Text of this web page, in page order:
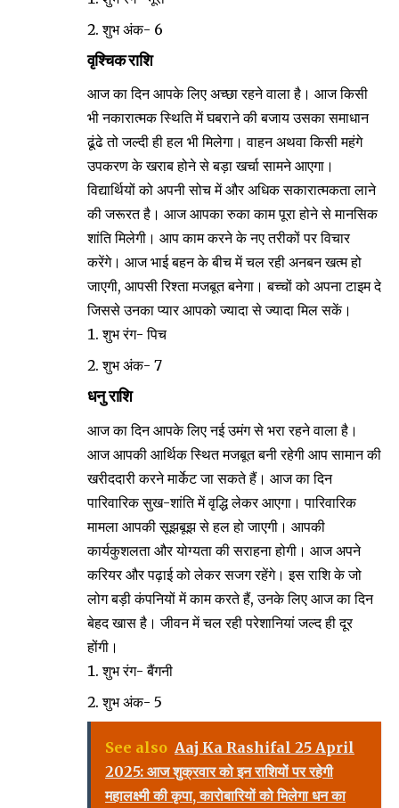
शुभ अंक- 6
वृश्चिक राशि
आज का दिन आपके लिए अच्छा रहने वाला है। आज किसी
भी नकारात्मक स्थिति में घबराने की बजाय उसका समाधान
ढूंढे तो जल्दी ही हल भी मिलेगा। वाहन अथवा किसी महंगे
उपकरण के खराब होने से बड़ा खर्चा सामने आएगा।
विद्यार्थियों को अपनी सोच में और अधिक सकारात्मकता लाने
की जरूरत है। आज आपका रुका काम पूरा होने से मानसिक
शांति मिलेगी। आप काम करने के नए तरीकों पर विचार
करेंगे। आज भाई बहन के बीच में चल रही अनबन खत्म हो
जाएगी, आपसी रिश्ता मजबूत बनेगा। बच्चों को अपना टाइम दे
जिससे उनका प्यार आपको ज्यादा से ज्यादा मिल सकें।
शुभ रंग- पिच
शुभ अंक- 7
धनु राशि
आज का दिन आपके लिए नई उमंग से भरा रहने वाला है।
आज आपकी आर्थिक स्थित मजबूत बनी रहेगी आप सामान की
खरीददारी करने मार्केट जा सकते हैं। आज का दिन
पारिवारिक सुख-शांति में वृद्धि लेकर आएगा। पारिवारिक
मामला आपकी सूझबूझ से हल हो जाएगी। आपकी
कार्यकुशलता और योग्यता की सराहना होगी। आज अपने
करियर और पढ़ाई को लेकर सजग रहेंगे। इस राशि के जो
लोग बड़ी कंपनियों में काम करते हैं, उनके लिए आज का दिन
बेहद खास है। जीवन में चल रही परेशानियां जल्द ही दूर
होंगी।
शुभ रंग- बैंगनी
शुभ अंक- 5
See also Aaj Ka Rashifal 25 April
2025: आज शुक्रवार को इन राशियों पर रहेगी
महालक्ष्मी की कृपा, कारोबारियों को मिलेगा धन का